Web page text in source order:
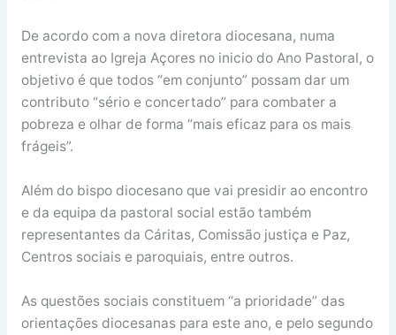
De acordo com a nova diretora diocesana, numa
entrevista ao Igreja Açores no inicio do Ano Pastoral, o
objetivo é que todos “em conjunto” possam dar um
contributo “sério e concertado” para combater a
pobreza e olhar de forma “mais eficaz para os mais
frágeis”.
Além do bispo diocesano que vai presidir ao encontro
e da equipa da pastoral social estão também
representantes da Cáritas, Comissão justiça e Paz,
Centros sociais e paroquiais, entre outros.
As questões sociais constituem “a prioridade” das
orientações diocesanas para este ano, e pelo segundo